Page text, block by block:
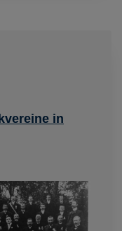
in